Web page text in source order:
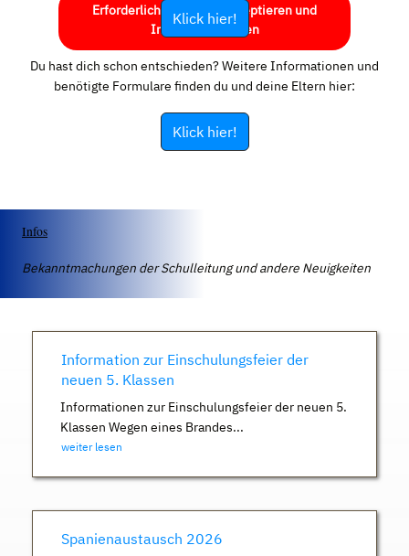
Erforderlichen Service akzeptieren und
Inhalte entsperren
Klick hier!
Du hast dich schon entschieden? Weitere Informationen und
benötigte Formulare finden du und deine Eltern hier:
Klick hier!
Infos
Bekanntmachungen der Schulleitung und andere Neuigkeiten
Information zur Einschulungsfeier der
neuen 5. Klassen
Informationen zur Einschulungsfeier der neuen 5.
Klassen Wegen eines Brandes...
weiter lesen
Spanienaustausch 2026